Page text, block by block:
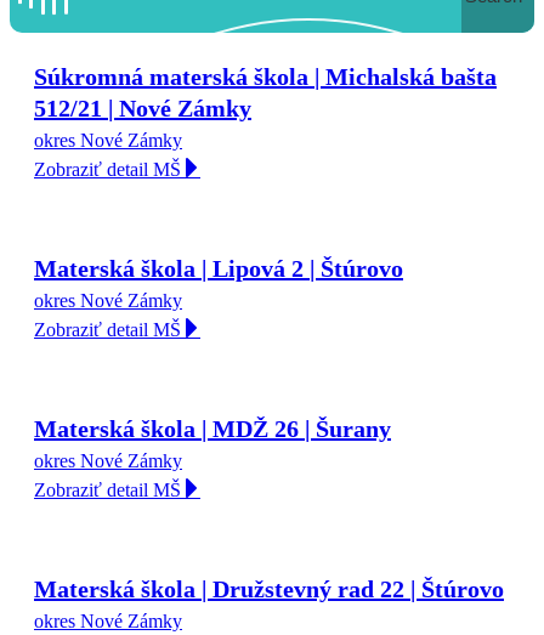
Súkromná materská škola | Michalská bašta
512/21 | Nové Zámky
okres Nové Zámky
Zobraziť detail MŠ
Materská škola | Lipová 2 | Štúrovo
okres Nové Zámky
Zobraziť detail MŠ
Materská škola | MDŽ 26 | Šurany
okres Nové Zámky
Zobraziť detail MŠ
Materská škola | Družstevný rad 22 | Štúrovo
okres Nové Zámky